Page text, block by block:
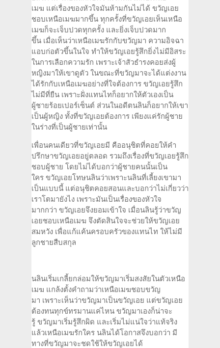
เมฆ แต่เรื่องของหัวใจมันห้ามกันไม่ได้ ขวัญเอย
ชอบเหนือเมฆมากขึ้น ทุกครั้งที่ขวัญเอยเห็นเหนือ
เมฆก็จะเจ็บปวดทุกครั้ง และยิ่งเจ็บปวดมาก
ขึ้น เมื่อเห็นว่าเหนือเมฆรักกับขวัญมา ความอิจฉา
แอบก่อตัวขึ้นในใจ ทำให้ขวัญเอยรู้สึกยิ่งไม่มีอิสระ
ในการเลือกความรัก เพราะเจ้าสัวธำรงคอยส่งผู้
หญิงมาให้เขาดูตัว ในขณะที่ขวัญมาจะได้แต่งงาน
ได้รักกับเหนือเมฆอย่างที่ใจต้องการ ขวัญเอยรู้สึก
ไม่มีที่ยืน เพราะฝั่งแทนไทก็อยากให้ตัวเองเป็น
ผู้ชายร้อยเปอร์เซ็นต์ ส่วนในอดีตนลินก็อยากให้เขา
เป็นผู้หญิง ทั้งที่ขวัญเอยต้องการ เพียงแค่รักผู้ชาย
ในร่างที่เป็นผู้ชายเท่านั้น
เพื่อนคนเดียวที่ขวัญเอยมี คืออนุชิตที่คอยให้คำ
ปรึกษาขวัญเอยอยู่ตลอด รวมถึงเรื่องที่ขวัญเอยรู้สึก
ชอบผู้ชาย โดยไม่ได้บอกว่าผู้ชายคนนั้นเป็น
ใคร ขวัญเอยโทษนลินว่าเพราะนลินที่เลี้ยงเขามา
เป็นแบบนี้ แต่อนุชิตคอยสอนและบอกว่าไม่เกี่ยวว่า
เราโตมายังไง เพราะมันเป็นเรื่องของหัวใจ
มากกว่า ขวัญเอยจึงยอมเข้าใจ เมื่อนลินรู้ว่าขวัญ
เอยชอบเหนือเมฆ จึงตัดสินใจจะช่วยให้ขวัญเอย
สมหวัง เพื่อแก้แค้นครอบครัวของแทนไท ให้ไม่มี
ลูกชายสืบสกุล
นลินเริ่มเกลี้ยกล่อมให้ขวัญมาเริ่มสงสัยในตัวเหนือ
เมฆ แกล้งตั้งคำถามว่าเหนือเมฆชอบขวัญ
มา เพราะเห็นว่าขวัญมาเป็นขวัญเอย แต่ขวัญเอย
ต้องทนทุกข์ทรมานแค่ไหน ขวัญมาเองก็น่าจะ
รู้ ขวัญมาเริ่มรู้สึกผิด และเริ่มไม่แน่ใจว่าแท้จริง
แล้วเหนือเมฆรักใคร นลินได้โอกาสจึงบอกว่า มี
ทางที่ขวัญมาจะชดใช้ให้ขวัญเอยได้